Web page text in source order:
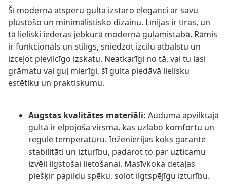
Šī modernā atsperu gulta izstaro eleganci ar savu
plūstošo un minimālistisko dizainu. Līnijas ir tīras, un
tā lieliski iederas jebkurā modernā guļamistabā. Rāmis
ir funkcionāls un stilīgs, sniedzot izcilu atbalstu un
izceļot pievilcīgo izskatu. Neatkarīgi no tā, vai tu lasi
grāmatu vai guļ mierīgi, šī gulta piedāvā lielisku
estētiku un praktiskumu.
Augstas kvalitātes materiāli: Auduma apvilktajā
gultā ir elpojoša virsma, kas uzlabo komfortu un
regulē temperatūru. Inženierijas koks garantē
stabilitāti un izturību, padarot to par uzticamu
izvēli ilgstošai lietošanai. Masīvkoka detaļas
piešķir papildu spēku, solot ilgtspējīgu izturību.